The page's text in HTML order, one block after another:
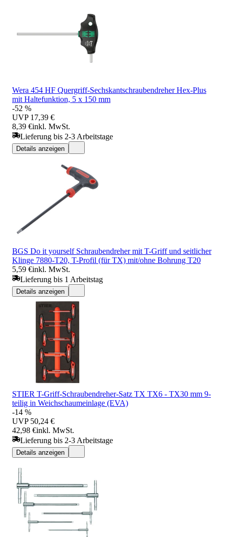
Wera 454 HF Quergriff-Sechskantschraubendreher Hex-Plus
mit Haltefunktion, 5 x 150 mm
-52 %
UVP 17,39 €
8,39 €inkl. MwSt.
Lieferung bis 2-3 Arbeitstage
Details anzeigen
BGS Do it yourself Schraubendreher mit T-Griff und seitlicher
Klinge 7880-T20, T-Profil (für TX) mit/ohne Bohrung T20
5,59 €inkl. MwSt.
Lieferung bis 1 Arbeitstag
Details anzeigen
STIER T-Griff-Schraubendreher-Satz TX TX6 - TX30 mm 9-
teilig in Weichschaumeinlage (EVA)
-14 %
UVP 50,24 €
42,98 €inkl. MwSt.
Lieferung bis 2-3 Arbeitstage
Details anzeigen